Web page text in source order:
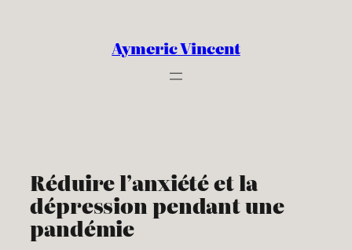
Aymeric Vincent
Réduire l’anxiété et la
dépression pendant une
pandémie